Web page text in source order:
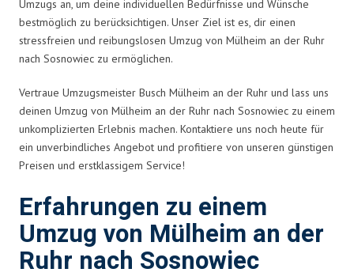
Umzugs an, um deine individuellen Bedürfnisse und Wünsche
bestmöglich zu berücksichtigen. Unser Ziel ist es, dir einen
stressfreien und reibungslosen Umzug von Mülheim an der Ruhr
nach Sosnowiec zu ermöglichen.
Vertraue Umzugsmeister Busch Mülheim an der Ruhr und lass uns
deinen Umzug von Mülheim an der Ruhr nach Sosnowiec zu einem
unkomplizierten Erlebnis machen. Kontaktiere uns noch heute für
ein unverbindliches Angebot und profitiere von unseren günstigen
Preisen und erstklassigem Service!
Erfahrungen zu einem
Umzug von Mülheim an der
Ruhr nach Sosnowiec